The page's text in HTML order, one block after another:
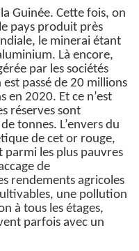
Guinée. Cette fois, on
pays produit près
le minerai étant
Là encore,
par les sociétés
passé de 20 millions
en 2020. Et ce n’est
réserves sont
tonnes. L’envers du
de cet or rouge,
parmi les plus pauvres
de
rendements agricoles
une pollution
à tous les étages,
parfois avec un